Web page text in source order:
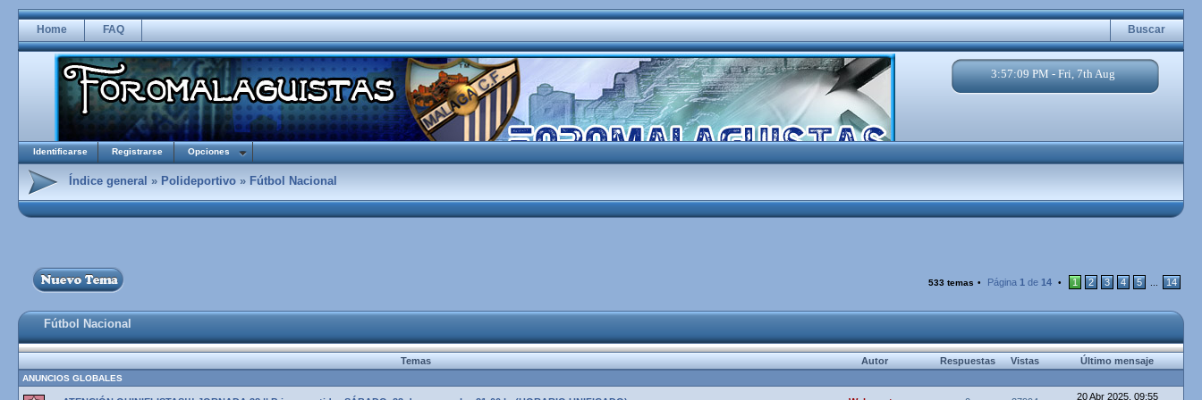
Home FAQ Buscar
3:57:10 PM - Fri, 7th Aug
Identificarse Registrarse Opciones
Índice general » Polideportivo » Fútbol Nacional
533 temas • Página 1 de 14 • 1 2 3 4 5 14
Fútbol Nacional
Temas Autor Respuestas Vistas Último mensaje
ANUNCIOS GLOBALES
20 Abr 2025, 09:55